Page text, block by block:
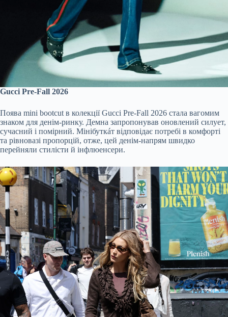
Gucci Pre-Fall 2026
Поява mini bootcut в колекції Gucci Pre-Fall 2026 стала вагомим
знаком для денім-ринку. Демна запропонував оновлений силует,
сучасний і помірний. Мінібуткáт відповідає потребі в комфорті
та рівновазі пропорцій, отже, цей денім-напрям швидко
перейняли стилісти й інфлюенсери.